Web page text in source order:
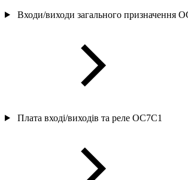
Входи/виходи загального призначення
Плата вході/виходів та реле OC7C1